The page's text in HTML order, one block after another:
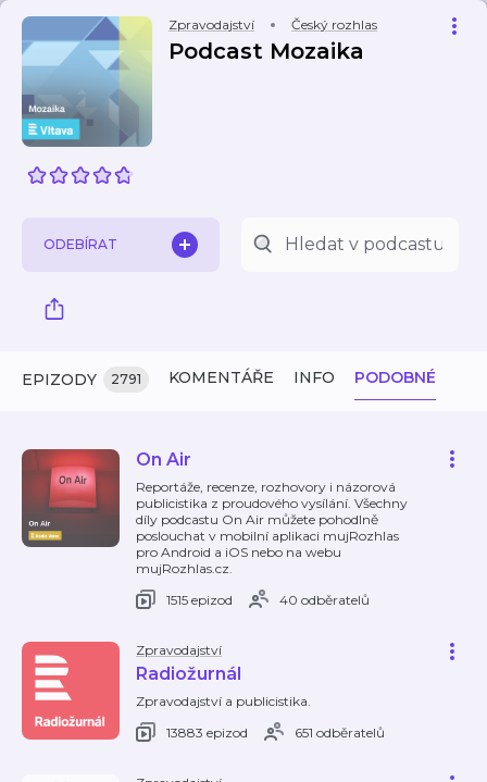
Zpravodajství Český rozhlas
Podcast Mozaika
ODEBÍRAT
EPIZODY 2791 KOMENTÁŘE INFO PODOBNÉ
On Air
Reportáže, recenze, rozhovory i názorová
publicistika z proudového vysílání. Všechny
díly podcastu On Air můžete pohodlně
poslouchat v mobilní aplikaci mujRozhlas
pro Android a iOS nebo na webu
mujRozhlas.cz.
1515 epizod
40 odběratelů
Zpravodajství
Radiožurnál
Zpravodajství a publicistika.
13883 epizod
651 odběratelů